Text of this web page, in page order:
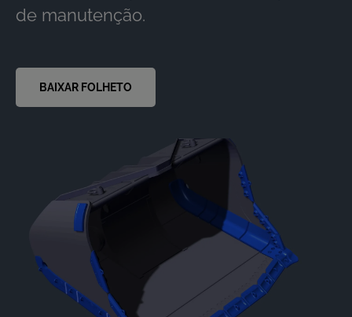
de manutenção.
BAIXAR FOLHETO